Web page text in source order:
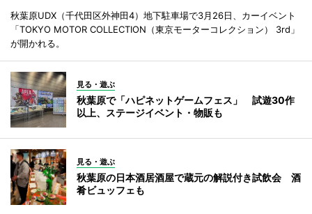
秋葉原UDX（千代田区外神田4）地下駐車場で3月26日、カーイベント
「TOKYO MOTOR COLLECTION（東京モーターコレクション） 3rd」
が開かれる。
見る・遊ぶ
秋葉原で「ハピネットゲームフェス」 試遊30作
以上、ステージイベント・物販も
見る・遊ぶ
秋葉原の日本酒居酒屋で蔵元の解説付き試飲会 酒
肴ビュッフェも